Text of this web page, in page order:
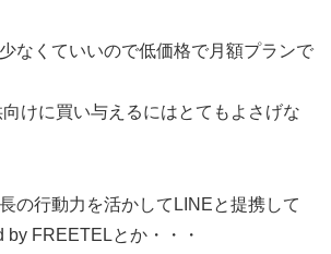
なくていいので低価格で月額プランで
けに買い与えるにはとてもよさげな
の行動力を活かしてLINEと提携して
by FREETELとか・・・